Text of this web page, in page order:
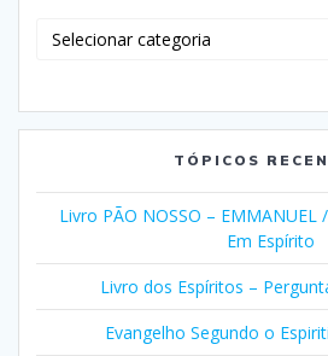
TÓPICOS
Livro PÃO NOSSO – EMMANUEL
Em Espírito
Livro dos Espíritos –
Evangelho Segundo o